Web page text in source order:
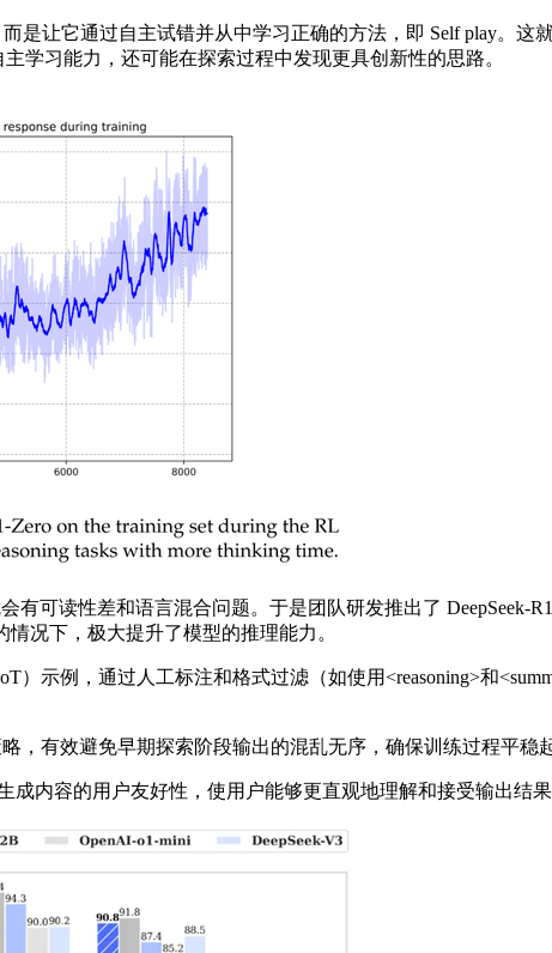
让它通过自主试错并从中学习正确的方法，即 Self play。这
学习能力，还可能在探索过程中发现更具创新性的思路。
可读性差和语言混合问题。于是团队研发推出了 DeepSeek-
况下，极大提升了模型的推理能力。
例，通过人工标注和格式过滤（如使用<reasoning>和
有效避免早期探索阶段输出的混乱无序，确保训练过程平稳起
内容的用户友好性，使用户能够更直观地理解和接受输出结果